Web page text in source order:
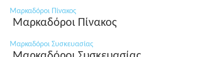
Μαρκαδόροι Πίνακος
Μαρκαδόροι Πίνακος
Μαρκαδόροι Συσκευασίας